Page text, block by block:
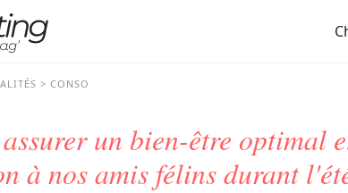
CONSO
un bien-être optimal
à nos amis félins durant